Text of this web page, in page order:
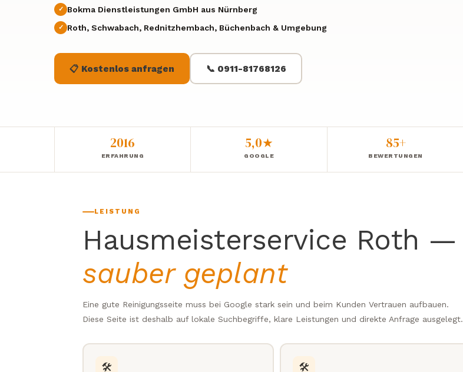
Bokma Dienstleistungen GmbH aus Nürnberg
Roth, Schwabach, Rednitzhembach, Büchenbach & Umgebung
📋 Kostenlos anfragen 📞 0911-81768126
2016
ERFAHRUNG
5,0★
GOOGLE
85+
BEWERTUNGEN
LEISTUNG
Hausmeisterservice Roth —
sauber geplant
Eine gute Reinigungsseite muss bei Google stark sein und beim Kunden Vertrauen aufbauen.
Diese Seite ist deshalb auf lokale Suchbegriffe, klare Leistungen und direkte Anfrage ausgelegt.
🛠️ 🛠️